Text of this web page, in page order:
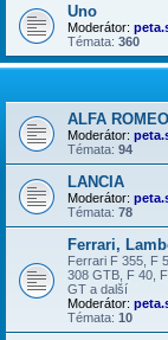
Uno
Moderátor:
Témata: 360
ALFA ROMEO
Moderátor:
Témata: 94
LANCIA
Moderátor:
Témata: 78
Ferrari,
Ferrari F 355, F
308 GTB, F 40,
GT a další
Moderátor:
Témata: 10